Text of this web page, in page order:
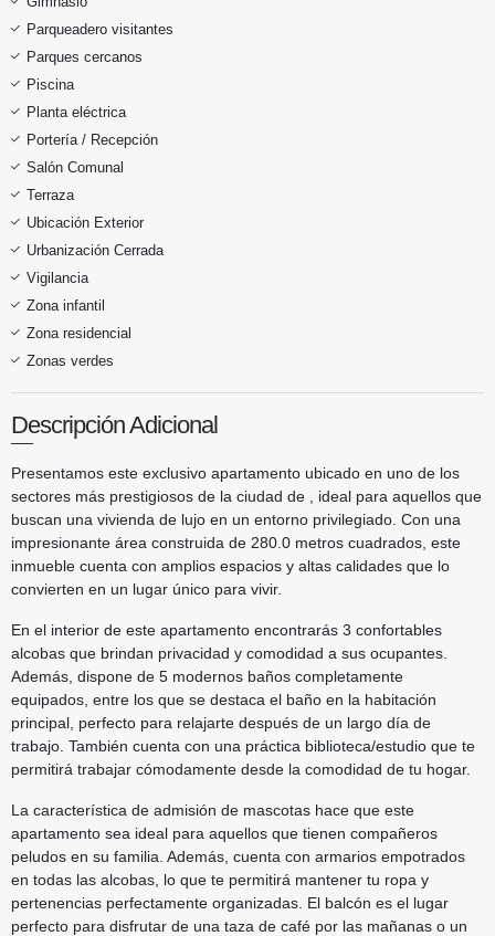
Parqueadero visitantes
Parques cercanos
Piscina
Planta eléctrica
Portería / Recepción
Salón Comunal
Terraza
Ubicación Exterior
Urbanización Cerrada
Vigilancia
Zona infantil
Zona residencial
Zonas verdes
Descripción Adicional
Presentamos este exclusivo apartamento ubicado en uno de los
sectores más prestigiosos de la ciudad de
, ideal para aquellos que
buscan una vivienda de lujo en un entorno privilegiado. Con una
impresionante área construida de 280.0 metros cuadrados, este
inmueble cuenta con amplios espacios y altas calidades que lo
convierten en un lugar único para vivir.
En el interior de este apartamento encontrarás 3 confortables
alcobas que brindan privacidad y comodidad a sus ocupantes.
Además, dispone de 5 modernos baños completamente
equipados, entre los que se destaca el baño en la habitación
principal, perfecto para relajarte después de un largo día de
trabajo. También cuenta con una práctica biblioteca/estudio que te
permitirá trabajar cómodamente desde la comodidad de tu hogar.
La característica de admisión de mascotas hace que este
apartamento sea ideal para aquellos que tienen compañeros
peludos en su familia. Además, cuenta con armarios empotrados
en todas las alcobas, lo que te permitirá mantener tu ropa y
pertenencias perfectamente organizadas. El balcón es el lugar
perfecto para disfrutar de una taza de café por las mañanas o un